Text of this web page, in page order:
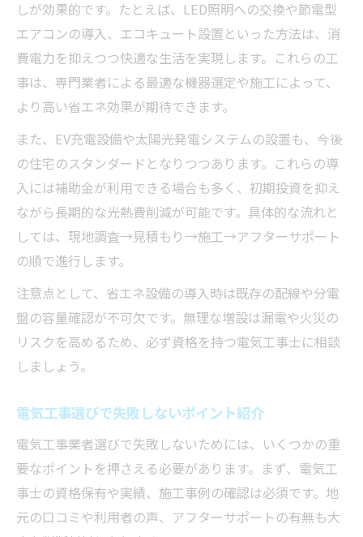
しが効果的です。たとえば、LED照明への交換や節電型
エアコンの導入、エコキュート設置といった方法は、消
費電力を抑えつつ快適な生活を実現します。これらの工
事は、専門業者による最適な機器選定や施工によって、
より高い省エネ効果が期待できます。
また、EV充電設備や太陽光発電システムの設置も、今後
の住宅のスタンダードとなりつつあります。これらの導
入には補助金が利用できる場合も多く、初期投資を抑え
ながら長期的な光熱費削減が可能です。具体的な流れと
しては、現地調査→見積もり→施工→アフターサポート
の順で進行します。
注意点として、省エネ設備の導入時は既存の配線や分電
盤の容量確認が不可欠です。無理な増設は漏電や火災の
リスクを高めるため、必ず資格を持つ電気工事士に相談
しましょう。
電気工事選びで失敗しないポイント紹介
電気工事業者選びで失敗しないためには、いくつかの重
要なポイントを押さえる必要があります。まず、電気工
事士の資格保有や実績、施工事例の確認は必須です。地
元の口コミや利用者の声、アフターサポートの有無も大